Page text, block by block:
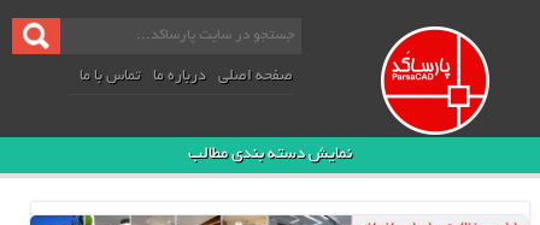
صفحه اصلی درباره ما تماس با ما
نمایش دسته بندی مطالب